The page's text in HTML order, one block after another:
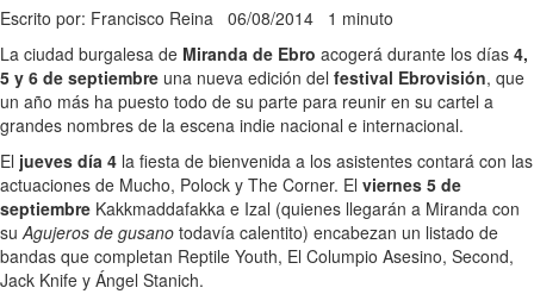
Escrito por: Francisco Reina 06/08/2014 1 minuto
La ciudad burgalesa de Miranda de Ebro acogerá durante los días 4,
5 y 6 de septiembre una nueva edición del festival Ebrovisión, que
un año más ha puesto todo de su parte para reunir en su cartel a
grandes nombres de la escena indie nacional e internacional.
El jueves día 4 la fiesta de bienvenida a los asistentes contará con las
actuaciones de Mucho, Polock y The Corner. El viernes 5 de
septiembre Kakkmaddafakka e Izal (quienes llegarán a Miranda con
suAgujeros de gusano todavía calentito) encabezan un listado de
bandas que completan Reptile Youth, El Columpio Asesino, Second,
Jack Knife y Ángel Stanich.